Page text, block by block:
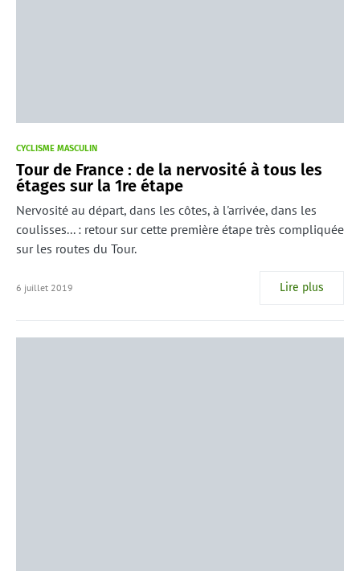
CYCLISME MASCULIN
Tour de France : de la nervosité à tous les
étages sur la 1re étape
Nervosité au départ, dans les côtes, à l'arrivée, dans les
coulisses... : retour sur cette première étape très compliquée
sur les routes du Tour.
6 juillet 2019 Lire plus